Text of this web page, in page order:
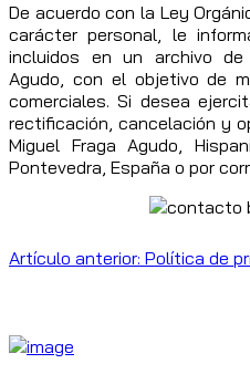
De acuerdo con la Ley
carácter personal, le
incluidos en un archivo
Agudo, con el objetivo de
comerciales. Si desea
rectificación, cancelación y
Miguel Fraga Agudo,
Pontevedra, España o por
Artículo anterior: Política de